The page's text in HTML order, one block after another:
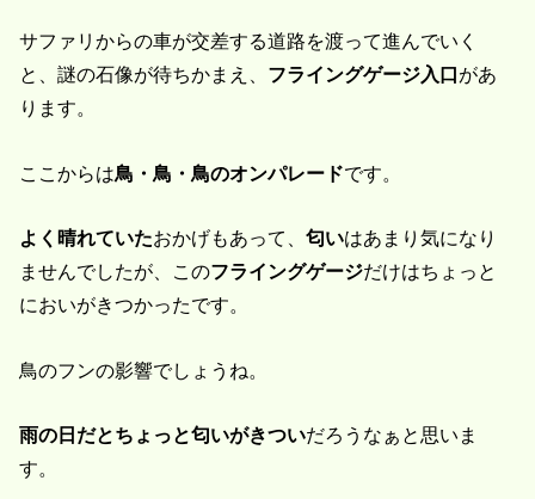
サファリからの車が交差する道路を渡って進んでいく
と、謎の石像が待ちかまえ、 フライングゲージ入口 があ
ります。
ここからは鳥・鳥・鳥のオンパレードです。
よく晴れていたおかげもあって、匂いはあまり気になり
ませんでしたが、このフライングゲージだけはちょっと
においがきつかったです。
鳥のフンの影響でしょうね。
雨の日だとちょっと匂いがきついだろうなぁと思いま
す。